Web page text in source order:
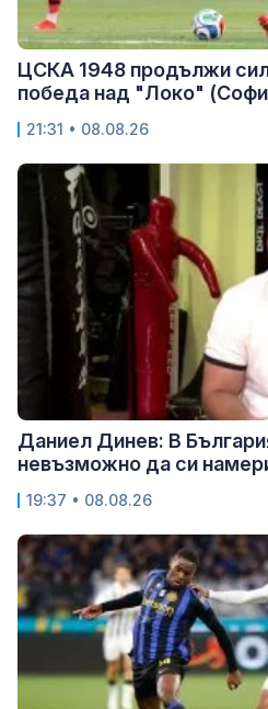
ЦСКА 1948 продължи
победа над "Локо"
21:31 • 08.08.26
Даниел Динев: В
невъзможно да си
19:37 • 08.08.26